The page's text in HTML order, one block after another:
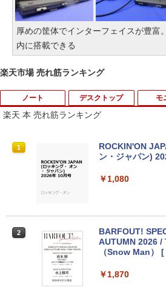
厚めの筐体でインターフェイスが豊富
内に搭載できる
楽天市場 売れ筋ランキング
ノート
1
【中古】【安心
PC 2018年 NEC
￥15,488
2
ノートパソコン
SV1 第11世代
ows11 12.1型
ノート Wi-Fi
デスクトップ モ
1
PHILIPS 241V8
インチワイド ブ
ア 液晶ディスプ
【楽天1位!1,600
26 ディスプレイ
楽天 本 売れ筋ランキング
1
ROCKIN'ON
ン・ジャパン)
￥1,080
2
BARFOUT!
AUTUMN 2026 /
（Snow Man）
￥1,870